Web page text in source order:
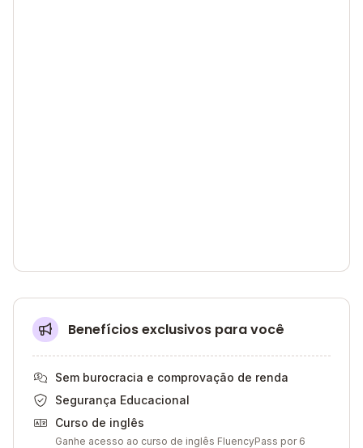
Benefícios exclusivos para você
Sem burocracia e comprovação de renda
Segurança Educacional
Curso de inglês
Ganhe acesso ao curso de inglês FluencyPass por 6